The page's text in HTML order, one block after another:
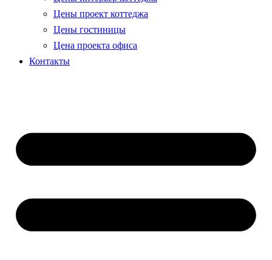
Цены проект коттеджа
Цены гостиницы
Цена проекта офиса
Контакты